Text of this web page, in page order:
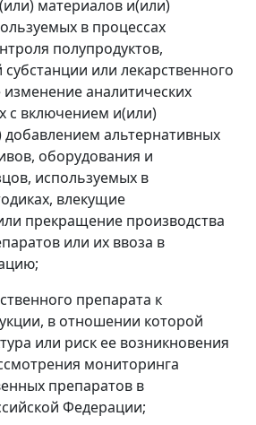
материалов и(или)
в процессах
полупродуктов,
или лекарственного
аналитических
с включением и(или)
альтернативных
оборудования и
используемых в
влекущие
прекращение производства
или их ввоза в
препарата к
в отношении которой
или риск ее возникновения
мониторинга
препаратов в
Федерации;